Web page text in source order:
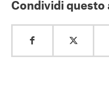
Condividi questo